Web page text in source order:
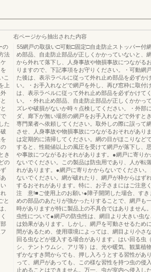
の
法
こ
上
た
き
の
と
右ページから抽出された内容
55網戸の取扱い□可動□固定□自走防止ストッパー付
め部品、自走防止部品が正しくかかっていないと、
から外れて落下し、人身事故や物損事故につながる
りますので、下記事項をお守りください。・可動網
た後は、表示ラベルに従って外れ止め部品を必ずか
い。・お手入れなどで網戸を外し、再び窓枠に取付
は、表示ラベルに従って外れ止め部品を必ずかけて
い。・外れ止め部品、自走防止部品が正しくかかって
ズレや破損がないか時々点検してください。・外部
ダ、廊下が無い場所の網戸をお手入れなどで外すと
専門業者へ依頼してください。取外しの際に誤って
させ、人身事故や物損事故につながるおそれがあり
は定期的に清掃してください。網の目がほこりなど
すると、性能値以上の風圧を受けて網戸が落下し、
や事故につながるおそれがあります。●網戸に寄りか
ないでください。この製品は防虫用であり、人が転
れがあります。●網戸に寄りかからないでください。
ないでください。網が破れたり、網戸が枠からはず
するおそれがあります。特に、お子さまにはご注意く
注 意!■ご使用上のお願い●障子開閉した場合、すき
めの部品のあたりが強かったりすることで、網戸も
時がありますが特に製品上の不具合ではありません
虫性について●網戸の防虫性は、網目より大きい虫
は効果があります。しかし、網戸を可動させるため
間があるため、使用環境によっては、網目より小さ
回る虫などが侵入する場合があります。はい回る虫
シ、テントウムシ、アリ等）は、光や暖気、観葉植
ずかなすき間からでも、押し入ろうとする習性があ
って、網戸があっても、この様な習性を持つ虫の侵
止めることはできません。万一、虫が室内へ侵入した